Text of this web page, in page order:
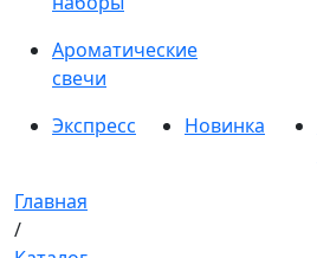
Ароматические
свечи
Экспресс
Новинка
Главная
/